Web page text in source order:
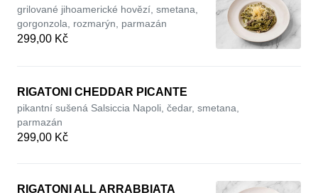
grilované jihoamerické hovězí, smetana,
gorgonzola, rozmarýn, parmazán
299,00 Kč
RIGATONI CHEDDAR PICANTE
pikantní sušená Salsiccia Napoli, čedar, smetana,
parmazán
299,00 Kč
RIGATONI ALL ARRABBIATA